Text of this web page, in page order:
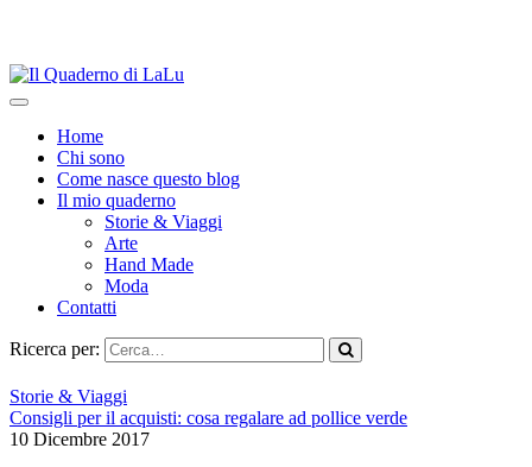
Home
Chi sono
Come nasce questo blog
Il mio quaderno
Storie & Viaggi
Arte
Hand Made
Moda
Contatti
Ricerca per:
Storie & Viaggi
Consigli per il acquisti: cosa regalare ad pollice verde
10 Dicembre 2017